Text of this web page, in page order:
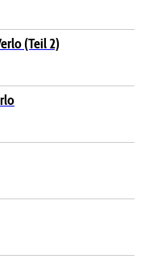
(Teil 2)